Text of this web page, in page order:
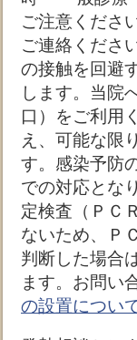
ご注意くださ
ご連絡くださ
の接触を回避
します。当院
口）をご利用
え、可能な限
す。感染予防
での対応とな
定検査（ＰＣ
ないため、Ｐ
判断した場合
ます。お問い
の設置につい